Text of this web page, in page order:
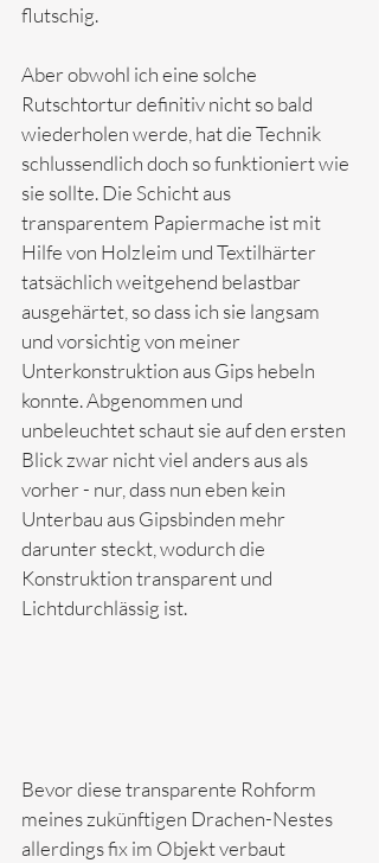
flutschig.
Aber obwohl ich eine solche
Rutschtortur definitiv nicht so bald
wiederholen werde, hat die Technik
schlussendlich doch so funktioniert wie
sie sollte. Die Schicht aus
transparentem Papiermache ist mit
Hilfe von Holzleim und Textilhärter
tatsächlich weitgehend belastbar
ausgehärtet, so dass ich sie langsam
und vorsichtig von meiner
Unterkonstruktion aus Gips hebeln
konnte. Abgenommen und
unbeleuchtet schaut sie auf den ersten
Blick zwar nicht viel anders aus als
vorher - nur, dass nun eben kein
Unterbau aus Gipsbinden mehr
darunter steckt, wodurch die
Konstruktion transparent und
Lichtdurchlässig ist.
Bevor diese transparente Rohform
meines zukünftigen Drachen-Nestes
allerdings fix im Objekt verbaut